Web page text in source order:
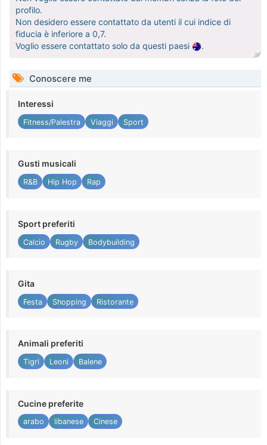
profilo.
Non desidero essere contattato da utenti il cui indice di
fiducia è inferiore a 0,7.
Voglio essere contattato solo da questi paesi
.
Conoscere me
Interessi
Fitness/Palestra Viaggi Sport
Gusti musicali
R&B Hip Hop Rap
Sport preferiti
Calcio Rugby Bodybuilding
Gita
Festa Shopping Ristorante
Animali preferiti
Tigri Leoni Balene
Cucine preferite
arabo libanese Cinese